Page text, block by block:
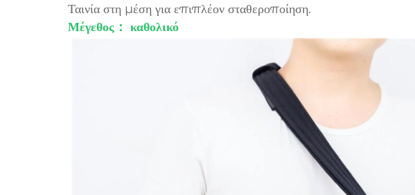
Ταινία στη μέση για επιπλέον σταθεροποίηση.
Μέγεθος： καθολικό